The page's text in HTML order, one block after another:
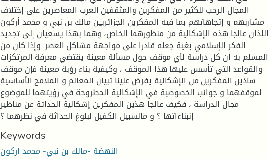
المجال الرحب للكثير من المفكرين والمثقفين العرب المعاصرين على إختلاف
مشاربهم و إتجاهاتهم بما فيه المفكرين الجزائريين مالك بن نبي و محمد أركون
اللذان عالجا هذه الإشكالية من منظورهما الخاص، وهما بهذا يسعيان إلى تجديد
الفكر الإسلامي بغية جعله قادرا على مواجهة مشاكل العصر. وإذا كان من
المسلم به أن كل دراسة لأي موقف حول مسألة معينة يقتضي معرفة المرتكزات
والقواعد التي تأسس عليها هذا الموقف ، وكيفية بناء رؤية معينة فإن موقف
هاذين المفكرين من الإشكالية يفرض علينا تبيان المعالم و الملامح الأساسية
لموقفهما و جوانب الخصوصية في الإشكالية المطروحة في رؤيتهما للموضوع
مجال الدراسة ، فكيف عالجا هذين المفكرين إشكالية الحداثة من مناظير
إنبناءاتها ؟ و مالسبيل الكفيل لبلوغ الحداثة في نظرهما ؟
Keywords
النهضة -مالك بن نبي- محمد اركون